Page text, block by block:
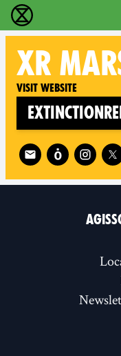
Extinction
XR
Visit website
Follow XR Marseille